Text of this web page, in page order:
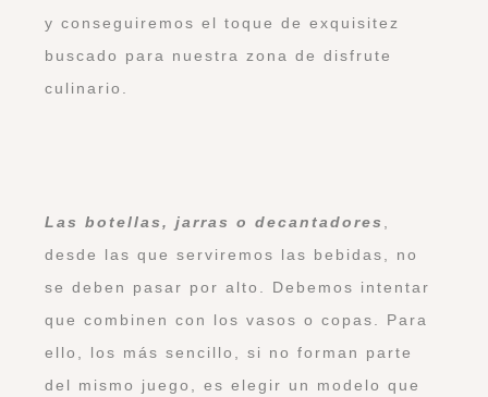
y conseguiremos el toque de exquisitez
buscado para nuestra zona de disfrute
culinario.
Las botellas, jarras o decantadores
desde las que serviremos las bebidas, no
se deben pasar por alto. Debemos intentar
que combinen con los vasos o copas. Para
ello, los más sencillo, si no forman parte
del mismo juego, es elegir un modelo que